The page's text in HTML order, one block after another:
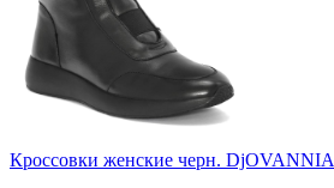
Кроссовки женские черн. DjOVANNIA